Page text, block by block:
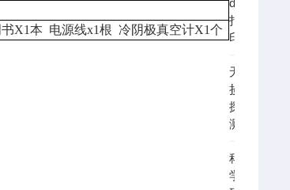
X1本 电源线x1根 冷阴极真空计X1个
d
打
印
无
损
探
测
科
学